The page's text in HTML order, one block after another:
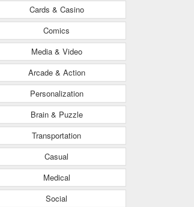
Cards & Casino
Comics
Media & Video
Arcade & Action
Personalization
Brain & Puzzle
Transportation
Casual
Medical
Social